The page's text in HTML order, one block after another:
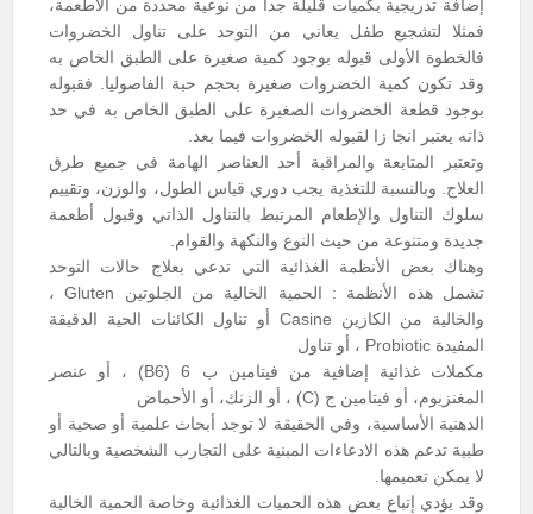
إضافة تدريجية بكميات قليلة جدا من نوعية محددة من الأطعمة،
فمثلا لتشجيع طفل يعاني من التوحد على تناول الخضروات
فالخطوة الأولى قبوله بوجود كمية صغيرة على الطبق الخاص به
وقد تكون كمية الخضروات صغيرة بحجم حبة الفاصوليا. فقبوله
بوجود قطعة الخضروات الصغيرة على الطبق الخاص به في حد
ذاته يعتبر انجا زا لقبوله الخضروات فيما بعد.
وتعتبر المتابعة والمراقبة أحد العناصر الهامة في جميع طرق
العلاج. وبالنسبة للتغذية يجب دوري قياس الطول، والوزن، وتقييم
سلوك التناول والإطعام المرتبط بالتناول الذاتي وقبول أطعمة
جديدة ومتنوعة من حيث النوع والنكهة والقوام.
وهناك بعض الأنظمة الغذائية التي تدعي بعلاج حالات التوحد
تشمل هذه الأنظمة : الحمية الخالية من الجلوتين Gluten ،
والخالية من الكازين Casine أو تناول الكائنات الحية الدقيقة
المفيدة Probiotic ، أو تناول
مكملات غذائية إضافية من فيتامين ب 6 (B6) ، أو عنصر
المغنزيوم، أو فيتامين ج (C) ، أو الزنك، أو الأحماض
الدهنية الأساسية، وفي الحقيقة لا توجد أبحاث علمية أو صحية أو
طبية تدعم هذه الادعاءات المبنية على التجارب الشخصية وبالتالي
لا يمكن تعميمها.
وقد يؤدي إتباع بعض هذه الحميات الغذائية وخاصة الحمية الخالية